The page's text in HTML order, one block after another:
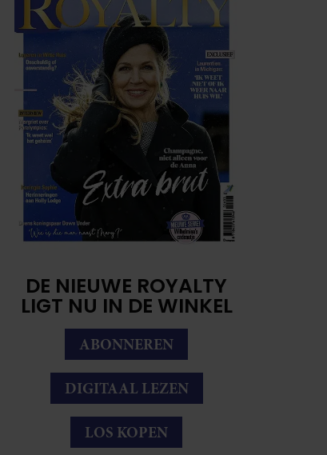
DE NIEUWE ROYALTY
LIGT NU IN DE WINKEL
ABONNEREN
DIGITAAL LEZEN
LOS KOPEN